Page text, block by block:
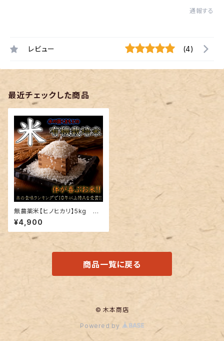
通報する
レビュー (4)
最近チェックした商品
無農薬米【ヒノヒカリ】5kg 精
米したて
¥4,900
商品一覧に戻る
© 木本商店
Powered by